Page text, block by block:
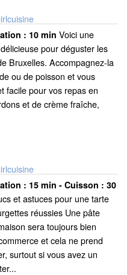
: 10 min Voici une
pour déguster les
Bruxelles. Accompagnez-la
ou de poisson et vous
facile pour vos repas en
et de crème fraîche,
: 15 min - Cuisson : 30
et astuces pour une tarte
réussies Une pâte
sera toujours bien
et cela ne prend
surtout si vous avez un